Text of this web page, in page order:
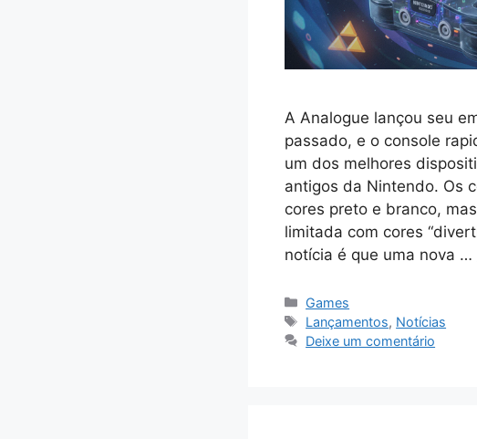
A Analogue lançou seu
passado, e o console
um dos melhores
antigos da Nintendo. Os
cores preto e branco,
limitada com cores
notícia é que uma nova …
Categorias
Games
Tags
Lançamentos, Notícias
Deixe um comentário